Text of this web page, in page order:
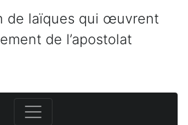
de laïques qui œuvrent
de l’apostolat